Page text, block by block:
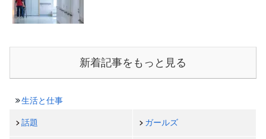
新着記事をもっと見る
生活と仕事
話題 ガールズ